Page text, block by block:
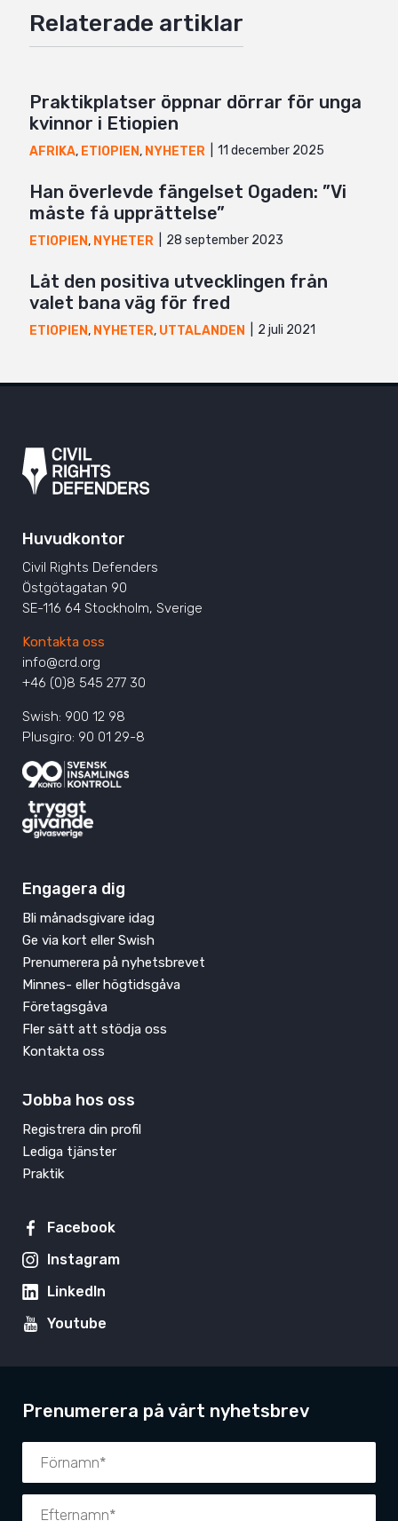
Mail
Relaterade artiklar
Praktikplatser öppnar dörrar för unga
kvinnor i Etiopien
AFRIKA, ETIOPIEN, NYHETER 11 december 2025
Han överlevde fängelset Ogaden: ”Vi
måste få upprättelse”
ETIOPIEN, NYHETER 28 september 2023
Låt den positiva utvecklingen från
valet bana väg för fred
ETIOPIEN, NYHETER, UTTALANDEN 2 juli 2021
Huvudkontor
Civil Rights Defenders
Östgötagatan 90
SE-116 64 Stockholm, Sverige
Kontakta oss
info@crd.org
+46 (0)8 545 277 30
Swish: 900 12 98
Plusgiro: 90 01 29-8
Engagera dig
Bli månadsgivare idag
Ge via kort eller Swish
Prenumerera på nyhetsbrevet
Minnes- eller högtidsgåva
Företagsgåva
Fler sätt att stödja oss
Kontakta oss
Jobba hos oss
Registrera din profil
Lediga tjänster
Praktik
Facebook
Instagram
LinkedIn
Youtube
Prenumerera på vårt nyhetsbrev